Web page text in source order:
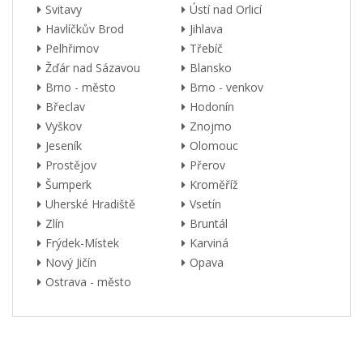
Svitavy
Ústí nad Orlicí
Havlíčkův Brod
Jihlava
Pelhřimov
Třebíč
Žďár nad Sázavou
Blansko
Brno - město
Brno - venkov
Břeclav
Hodonín
Vyškov
Znojmo
Jeseník
Olomouc
Prostějov
Přerov
Šumperk
Kroměříž
Uherské Hradiště
Vsetín
Zlín
Bruntál
Frýdek-Místek
Karviná
Nový Jičín
Opava
Ostrava - město